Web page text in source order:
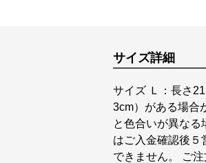
サイズ詳細
サイズ Ｌ：長さ
3cm）がある場合
と色合いが異な
はご入金確認後５
できません。 ご